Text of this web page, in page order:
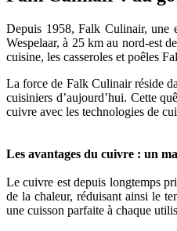
Depuis 1958, Falk Culinair, une
Wespelaar, à 25 km au nord-est
cuisine, les casseroles et poêles
La force de Falk Culinair réside
cuisiniers d’aujourd’hui. Cette
cuivre avec les technologies de
Les avantages du cuivre : un
Le cuivre est depuis longtemps
de la chaleur, réduisant ainsi le
une cuisson parfaite à chaque